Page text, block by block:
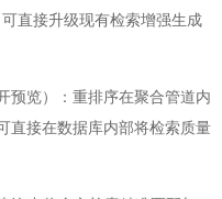
直接升级现有检索增强生成
预览）：重排序在聚合管道内
直接在数据库内部将检索质量